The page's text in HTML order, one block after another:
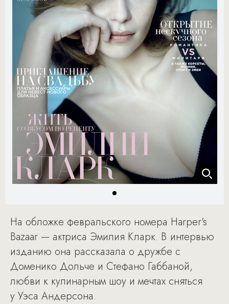
На обложке февральского номера Harper's
Bazaar — актриса Эмилия Кларк. В интервью
изданию она рассказала о дружбе c
Доменико Дольче и Стефано Габбаной,
любви к кулинарным шоу и мечтах сняться
у Уэса Андерсона.